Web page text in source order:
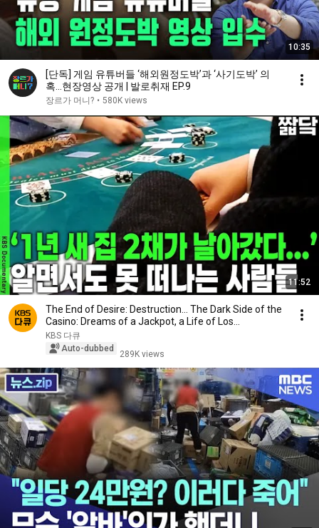
10:35
[단독] 게임 유튜버들 ‘해외원정도박’과 ‘사기도박’ 의
혹...현장영상 공개 | 발로취재 EP.9
장르가 머니? • 580K views
11:52
The End of Desire: Destruction... The Dark Side of the
Casino: Dreams of a Jackpot, a Life of Los...
KBS 다큐
Auto-dubbed
289K views